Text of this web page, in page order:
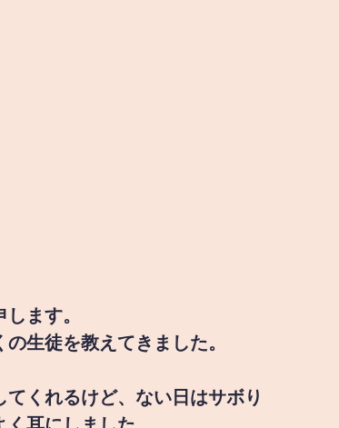
ます。
生徒を教えてきました。
くれるけど、ない日はサボり